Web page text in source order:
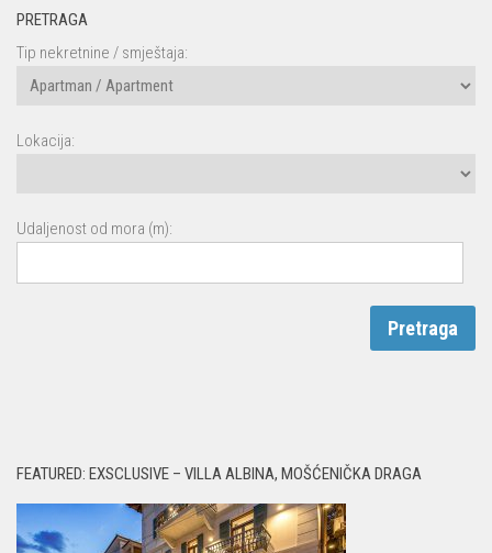
PRETRAGA
Tip nekretnine / smještaja:
Lokacija:
Udaljenost od mora (m):
FEATURED: EXSCLUSIVE – VILLA ALBINA, MOŠĆENIČKA DRAGA